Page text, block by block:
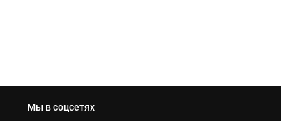
Мы в соцсетях